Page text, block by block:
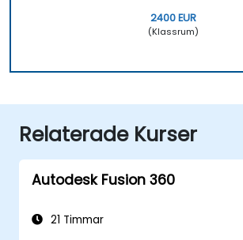
2400 EUR
(Klassrum)
Relaterade Kurser
Autodesk Fusion 360
21 Timmar